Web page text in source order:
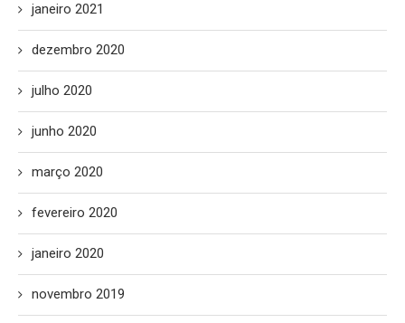
janeiro 2021
dezembro 2020
julho 2020
junho 2020
março 2020
fevereiro 2020
janeiro 2020
novembro 2019